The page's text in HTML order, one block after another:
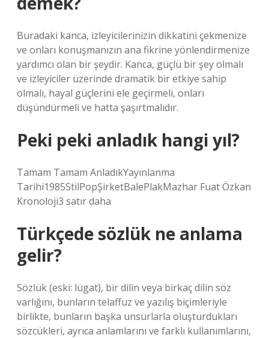
Buradaki kanca, izleyicilerinizin dikkatini çekmenize
ve onları konuşmanızın ana fikrine yönlendirmenize
yardımcı olan bir şeydir. Kanca, güçlü bir şey olmalı
ve izleyiciler üzerinde dramatik bir etkiye sahip
olmalı, hayal güçlerini ele geçirmeli, onları
düşündürmeli ve hatta şaşırtmalıdır.
Peki peki anladık hangi yıl?
Tamam Tamam AnladıkYayınlanma
Tarihi1985StilPopŞirketBalePlakMazhar Fuat Özkan
Kronoloji3 satır daha
Türkçede sözlük ne anlama
gelir?
Sözlük (eski: lügat), bir dilin veya birkaç dilin söz
varlığını, bunların telaffuz ve yazılış biçimleriyle
birlikte, bunların başka unsurlarla oluşturdukları
sözcükleri, ayrıca anlamlarını ve farklı kullanımlarını,